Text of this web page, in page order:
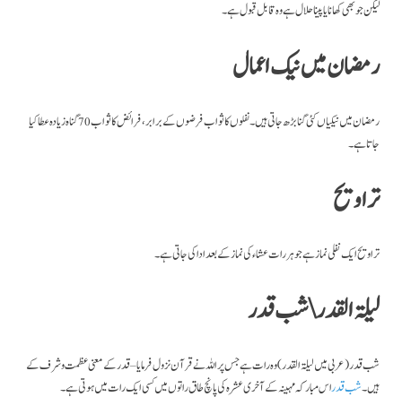
لیکن جو بھی کھانا یا پینا حلال ہے وہ قابل قبول ہے۔
رمضان میں نیک اعمال
رمضان میں نیکیاں کئی گنا بڑھ جاتی ہیں۔ نفلوں کا ثواب فرضوں کے برابر ، فرائض کا ثواب 70 گناہ زیادہ عطا کیا
جاتا ہے۔
تراویح
تراویح ایک نفلی نماز ہے جو ہر رات عشاء کی نماز کے بعد ادا کی جاتی ہے۔
لیلۃ القدر \ شب قدر
شب قدر (عربی میں لیلۃ القدر) وہ رات ہے جس پر اللہ نے قرآن نزول فرمایا – قدر کے معنی عظمت وشرف کے
ہیں۔شب قدراس مبارکہ مہینہ کے آخری عشرہ کی پانچ طاق راتوں میں کسی ایک رات میں ہوتی ہے۔